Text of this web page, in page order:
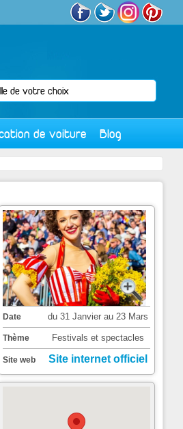
de voiture Blog
Date du 31 Janvier au 23 Mars
Thème Festivals et spectacles
Site web Site internet officiel